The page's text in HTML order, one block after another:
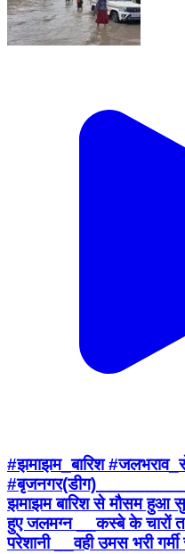
#झमाझम_बारिश
झमाझम बारिश से मौसम हुआ
हुए जलमग्न __कस्बे के चारों
परेशानी __वही उमस भरी